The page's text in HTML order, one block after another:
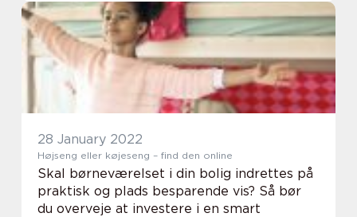
tandtråd...
28 January 2022
Højseng eller køjeseng – find den online
Skal børneværelset i din bolig indrettes på
praktisk og plads besparende vis? Så bør
du overveje at investere i en smart